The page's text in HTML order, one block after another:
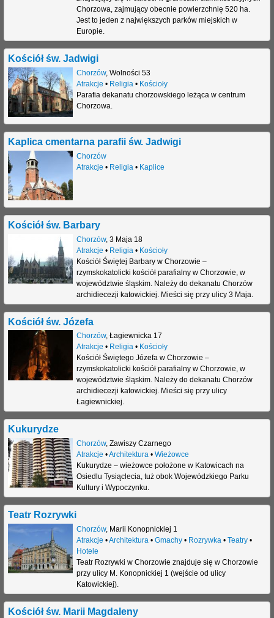
Chorzowa, zajmujący obecnie powierzchnię 520 ha.
Jest to jeden z największych parków miejskich w
Europie.
Kościół św. Jadwigi
Chorzów, Wolności 53
Atrakcje • Religia • Kościoły
Parafia dekanatu chorzowskiego leżąca w centrum
Chorzowa.
Kaplica cmentarna parafii św. Jadwigi
Chorzów
Atrakcje • Religia • Kaplice
Kościół św. Barbary
Chorzów, 3 Maja 18
Atrakcje • Religia • Kościoły
Kościół Świętej Barbary w Chorzowie –
rzymskokatolicki kościół parafialny w Chorzowie, w
województwie śląskim. Należy do dekanatu Chorzów
archidiecezji katowickiej. Mieści się przy ulicy 3 Maja.
Kościół św. Józefa
Chorzów, Łagiewnicka 17
Atrakcje • Religia• Kościoły
Kościół Świętego Józefa w Chorzowie –
rzymskokatolicki kościół parafialny w Chorzowie, w
województwie śląskim. Należy do dekanatu Chorzów
archidiecezji katowickiej. Mieści się przy ulicy
Łagiewnickiej.
Kukurydze
Chorzów, Zawiszy Czarnego
Atrakcje •Architektura• Wieżowce
Kukurydze – wieżowce położone w Katowicach na
Osiedlu Tysiąclecia, tuż obok Wojewódzkiego Parku
Kultury i Wypoczynku.
Teatr Rozrywki
Chorzów, Marii Konopnickiej 1
Atrakcje •Architektura• Gmachy• Rozrywka• Teatry•
Hotele
Teatr Rozrywki w Chorzowie znajduje się w Chorzowie
przy ulicy M. Konopnickiej 1 (wejście od ulicy
Katowickiej).
Kościół św. Marii Magdaleny